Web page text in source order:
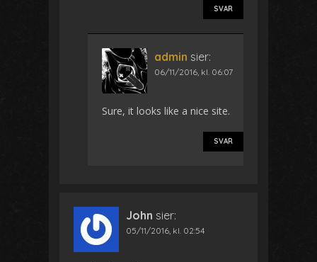
SVAR
admin sier:
06/11/2016, kl. 06:07
Sure, it looks like a nice site.
SVAR
John sier:
05/11/2016, kl. 02:54